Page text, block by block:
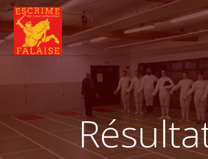
Aller
au
contenu